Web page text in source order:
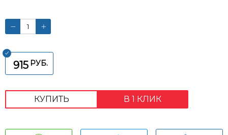
915 РУБ.
КУПИТЬ В 1 КЛИК